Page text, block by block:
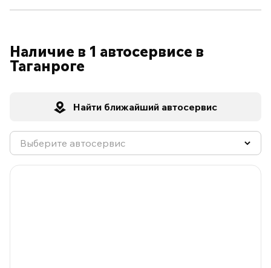
Наличие в 1 автосервисе в
Таганроге
Найти ближайший автосервис